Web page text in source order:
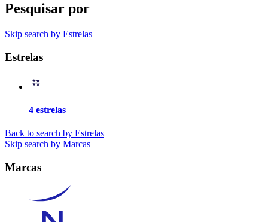
Pesquisar por
Skip search by Estrelas
Estrelas
4 estrelas
Back to search by Estrelas
Skip search by Marcas
Marcas